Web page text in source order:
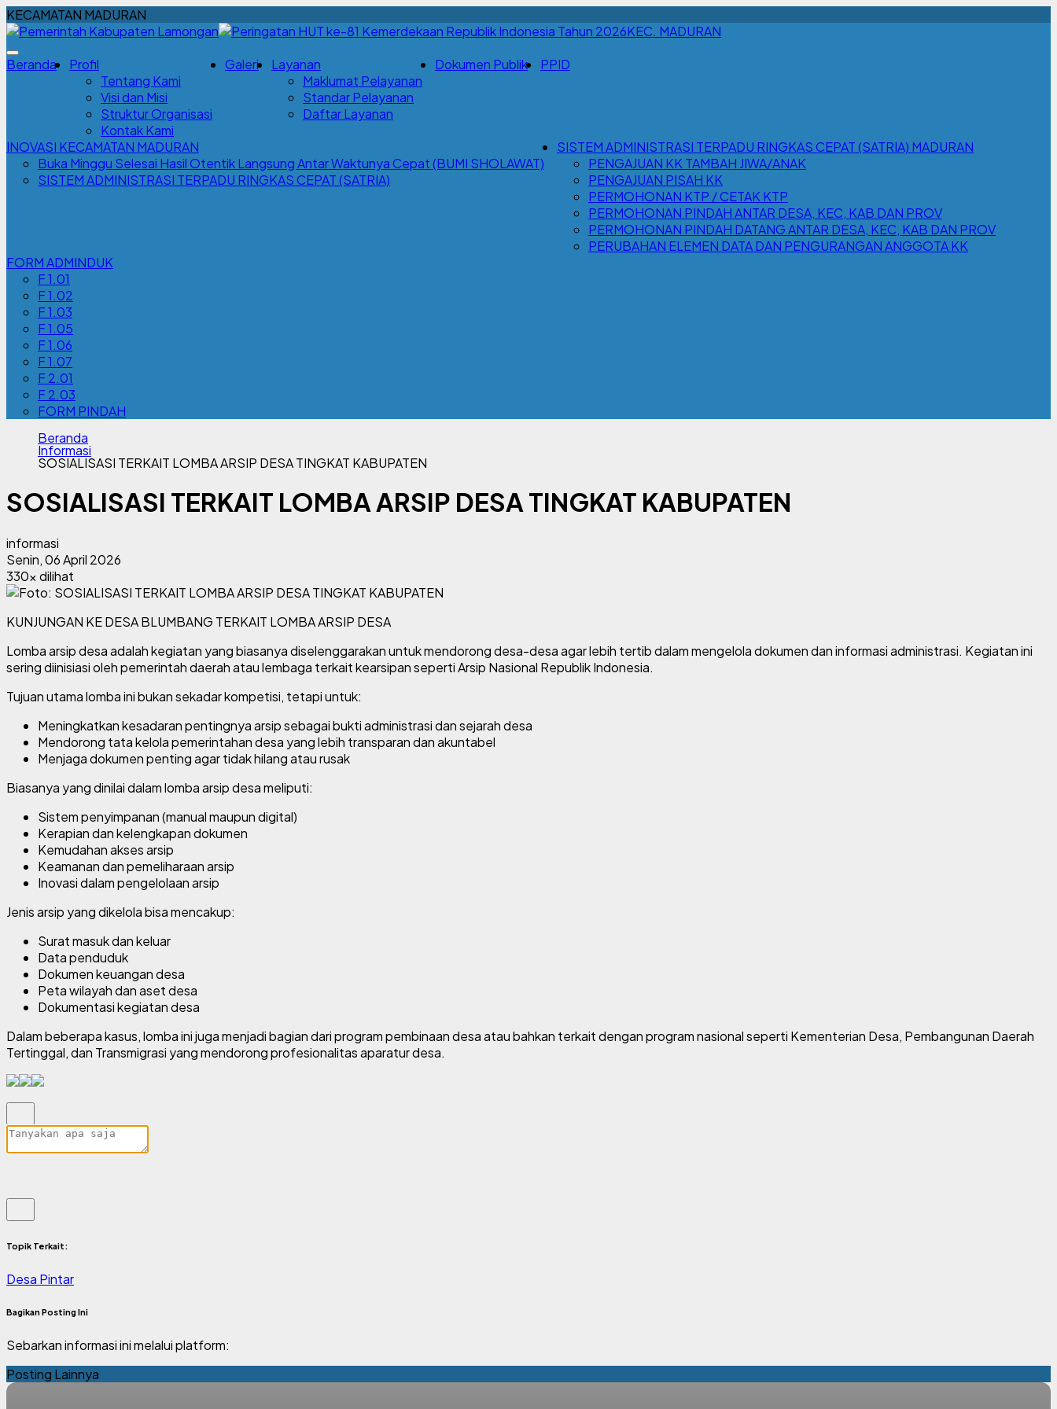
KECAMATAN MADURAN
KEC. MADURAN
Beranda
Profil
Tentang Kami
Visi dan Misi
Struktur Organisasi
Kontak Kami
Galeri
Layanan
Maklumat Pelayanan
Standar Pelayanan
Daftar Layanan
Dokumen Publik PPID
INOVASI KECAMATAN MADURAN
Buka Minggu Selesai Hasil Otentik Langsung Antar Waktunya Cepat (BUMI SHOLAWAT)
SISTEM ADMINISTRASI TERPADU RINGKAS CEPAT (SATRIA)
SISTEM ADMINISTRASI TERPADU RINGKAS CEPAT (SATRIA) MADURAN
PENGAJUAN KK TAMBAH JIWA/ANAK
PENGAJUAN PISAH KK
PERMOHONAN KTP / CETAK KTP
PERMOHONAN PINDAH ANTAR DESA, KEC, KAB DAN PROV
PERMOHONAN PINDAH DATANG ANTAR DESA, KEC, KAB DAN PROV
PERUBAHAN ELEMEN DATA DAN PENGURANGAN ANGGOTA KK
FORM ADMINDUK
F 1.01
F 1.02
F 1.03
F 1.05
F 1.06
F 1.07
F 2.01
F 2.03
FORM PINDAH
Beranda
Informasi
SOSIALISASI TERKAIT LOMBA ARSIP DESA TINGKAT KABUPATEN
SOSIALISASI TERKAIT LOMBA ARSIP DESA TINGKAT KABUPATEN
informasi
Senin, 06 April 2026
330x dilihat
KUNJUNGAN KE DESA BLUMBANG TERKAIT LOMBA ARSIP DESA
Lomba arsip desa adalah kegiatan yang biasanya diselenggarakan untuk mendorong desa-desa agar lebih tertib dalam mengelola dokumen dan informasi administrasi. Kegiatan ini
sering diinisiasi oleh pemerintah daerah atau lembaga terkait kearsipan sepertiArsip Nasional Republik Indonesia.
Tujuan utama lomba ini bukan sekadar kompetisi, tetapi untuk:
Meningkatkan kesadaran pentingnya arsip sebagai bukti administrasi dan sejarah desa
Mendorong tata kelola pemerintahan desa yang lebih transparan dan akuntabel
Menjaga dokumen penting agar tidak hilang atau rusak
Biasanya yang dinilai dalam lomba arsip desa meliputi:
Sistem penyimpanan (manual maupun digital)
Kerapian dan kelengkapan dokumen
Kemudahan akses arsip
Keamanan dan pemeliharaan arsip
Inovasi dalam pengelolaan arsip
Jenis arsip yang dikelola bisa mencakup:
Surat masuk dan keluar
Data penduduk
Dokumen keuangan desa
Peta wilayah dan aset desa
Dokumentasi kegiatan desa
Dalam beberapa kasus, lomba ini juga menjadi bagian dari program pembinaan desa atau bahkan terkait dengan program nasional seperti Kementerian Desa, Pembangunan Daerah
Tertinggal, dan Transmigrasi yang mendorong profesionalitas aparatur desa.
Topik Terkait:
Desa Pintar
Bagikan Posting Ini
Sebarkan informasi ini melalui platform:
Posting Lainnya